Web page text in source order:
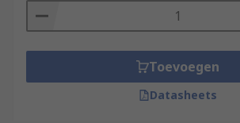
Toevoegen
Datasheets